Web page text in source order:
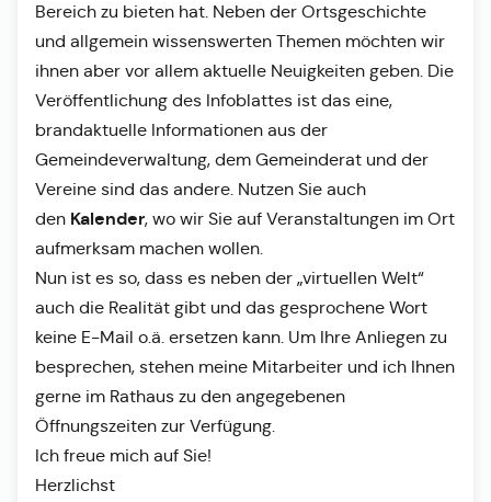
Bereich zu bieten hat. Neben der Ortsgeschichte
und allgemein wissenswerten Themen möchten wir
ihnen aber vor allem aktuelle Neuigkeiten geben. Die
Veröffentlichung des Infoblattes ist das eine,
brandaktuelle Informationen aus der
Gemeindeverwaltung, dem Gemeinderat und der
Vereine sind das andere. Nutzen Sie auch
den Kalender, wo wir Sie auf Veranstaltungen im Ort
aufmerksam machen wollen.
Nun ist es so, dass es neben der „virtuellen Welt“
auch die Realität gibt und das gesprochene Wort
keine E-Mail o.ä. ersetzen kann. Um Ihre Anliegen zu
besprechen, stehen meine Mitarbeiter und ich Ihnen
gerne im Rathaus zu den angegebenen
Öffnungszeiten zur Verfügung.
Ich freue mich auf Sie!
Herzlichst